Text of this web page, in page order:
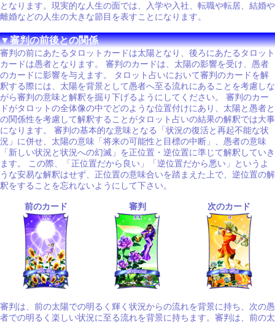
となります。現実的な人生の面では、入学や入社、転職や転居、結婚や
離婚などの人生の大きな節目を表すことになります。
▼審判の前後との関係
審判の前にあたるタロットカードは太陽となり、後ろにあたるタロット
カードは愚者となります。 審判のカードは、太陽の影響を受け、愚者
のカードに影響を与えます。 タロット占いにおいて審判のカードを解
釈する際には、太陽を背景として愚者へ至る流れにあることを考慮しな
がら審判の意味と解釈を掘り下げるようにしてください。 審判のカー
ドがタロットの全体像の中でどのような位置付けにあり、太陽と愚者と
の関係性を考慮して解釈することがタロット占いの結果の解釈では大事
になります。 審判の基本的な意味となる「状況の復活と再起不能な状
況」に併せ、太陽の意味「将来の可能性と目標の中断」、愚者の意味
「新しい状況と状況への幻滅」を正位置・逆位置に準じて解釈していき
ます。 この際、「正位置だから良い」「逆位置だから悪い」というよ
うな安易な解釈はせず、正位置の意味合いを踏まえた上で、逆位置の解
釈をすることを忘れないようにして下さい。
前のカード 審判 次のカード
審判は、前の太陽での明るく輝く状況からの流れを背景に持ち、次の愚
者での明るく楽しい状況に至る流れを背景に持ちます。審判は、前の太